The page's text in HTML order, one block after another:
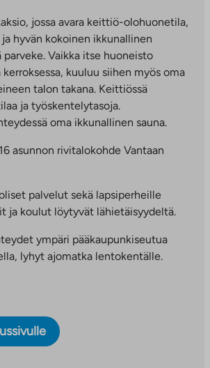
jossa avara keittiö-olohuonetila,
hyvän kokoinen ikkunallinen
parveke. Vaikka itse huoneisto
kuuluu siihen myös oma
talon takana. Keittiössä
ja työskentelytasoja.
oma ikkunallinen sauna.
asunnon rivitalokohde Vantaan
palvelut sekä lapsiperheille
ja koulut löytyvät lähietäisyydeltä.
ympäri pääkaupunkiseutua
lyhyt ajomatka lentokentälle.